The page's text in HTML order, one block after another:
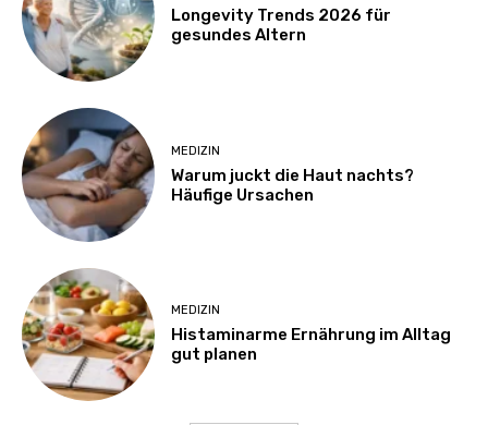
Longevity Trends 2026 für
gesundes Altern
MEDIZIN
Warum juckt die Haut nachts?
Häufige Ursachen
MEDIZIN
Histaminarme Ernährung im Alltag
gut planen